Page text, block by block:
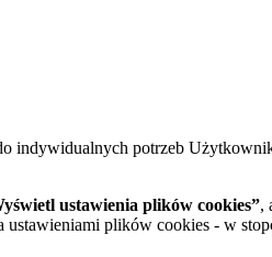
indywidualnych potrzeb
ustawienia plików cookies”,
plików cookies - w